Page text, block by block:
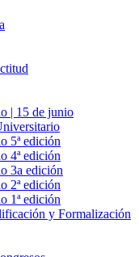
| 15 de junio
5ª edición
4ª edición
3a edición
2ª edición
1ª edición
y Formalización